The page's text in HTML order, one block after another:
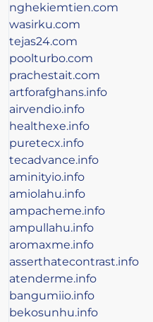
nghekiemtien.com
wasirku.com
tejas24.com
poolturbo.com
prachestait.com
artforafghans.info
airvendio.info
healthexe.info
puretecx.info
tecadvance.info
aminityio.info
amiolahu.info
ampacheme.info
ampullahu.info
aromaxme.info
asserthatecontrast.info
atenderme.info
bangumiio.info
bekosunhu.info